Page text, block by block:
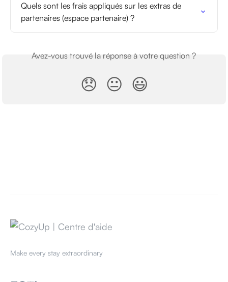
Quels sont les frais appliqués sur les extras de
partenaires (espace partenaire) ?
Avez-vous trouvé la réponse à votre question ?
😞 😐 😃
Make every stay extraordinary